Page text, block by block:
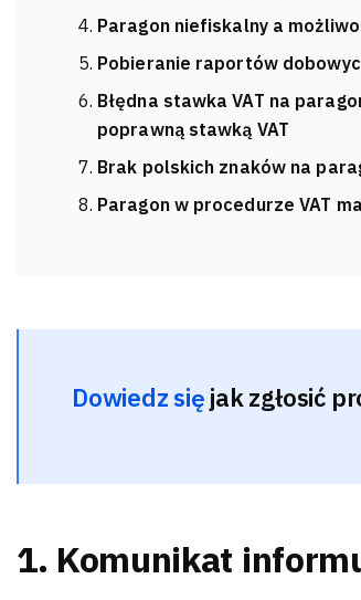
Paragon niefiskalny a
Pobieranie raportów
Błędna stawka VAT na
poprawną stawką VAT
Brak polskich znaków na
Paragon w procedurze VAT
Dowiedz się jak zgłosić
1. Komunikat